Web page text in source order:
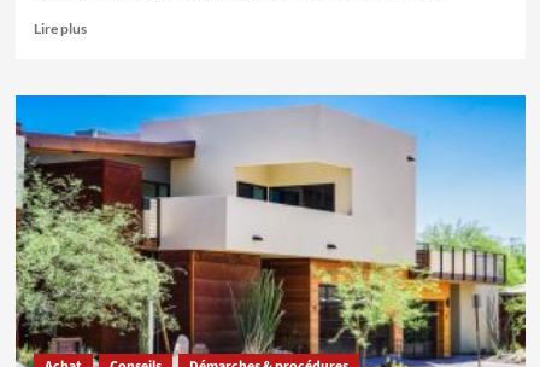
Lire plusEn
sur
Comment
déterminer
la
valeur
d’un
bien
immobilier
?